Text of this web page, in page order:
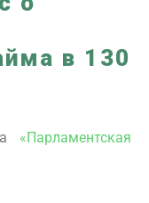
в 130
«Парламентская